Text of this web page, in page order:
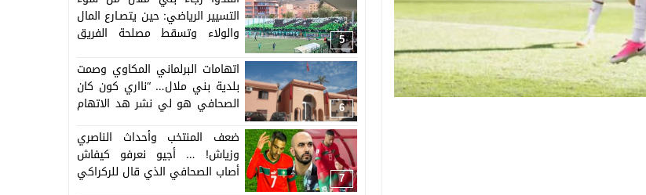
لي خلقو
5
التسيير الرياضي: حين يتصـارع المال
والولاء وتسقط مصلحة الفريق
6
اتهامات البرلماني المكاوي وصمت
بلدية بني ملال… “نااري كون كان
الصحافي هو لي نشر هد الاتهام
فالمحاكم “!
7
ضعف المنتخب وأحداث الناصري
وزياش! … أجيو نعرفو كيفاش
أصاب الصحافي الذي قال للركراكي